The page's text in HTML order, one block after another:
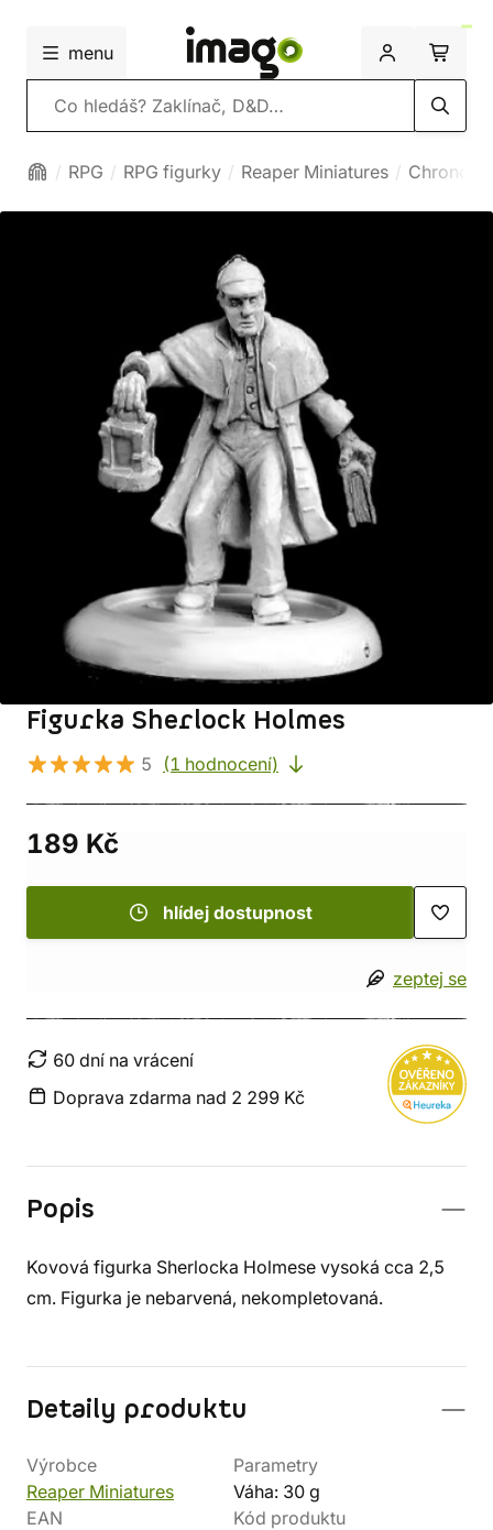
menu
Vyhledávání
RPG RPG figurky Reaper Miniatures
Figurka Sherlock Holmes
5 (1 hodnocení)
189 Kč
hlídej dostupnost
zeptej se
60 dní na vrácení
Doprava zdarma nad 2 299 Kč
Popis
Kovová figurka Sherlocka Holmese vysoká cca 2,5
cm. Figurka je nebarvená, nekompletovaná.
Detaily produktu
Výrobce
Reaper Miniatures
Parametry
Váha: 30 g
EAN
Kód produktu